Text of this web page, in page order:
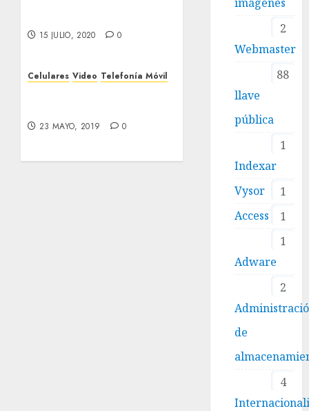
15 JULIO, 2020 0
Celulares Video Telefonía Móvil
23 MAYO, 2019 0
2
Webmaster
88
llave
pública
1
Indexar
1
Vysor
1
Access
1
Adware
2
de
4